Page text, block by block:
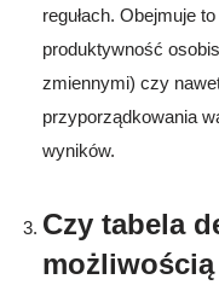
regułach. Obejmuje
produktywność
zmiennymi) czy
przyporządkowania
wyników.
Czy tabela